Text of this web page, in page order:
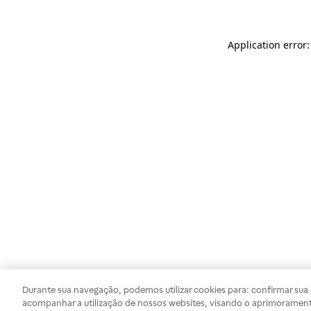
Application
Durante sua navegação, podemos utilizar cookies para: confirmar
acompanhar a utilização de nossos websites, visando o